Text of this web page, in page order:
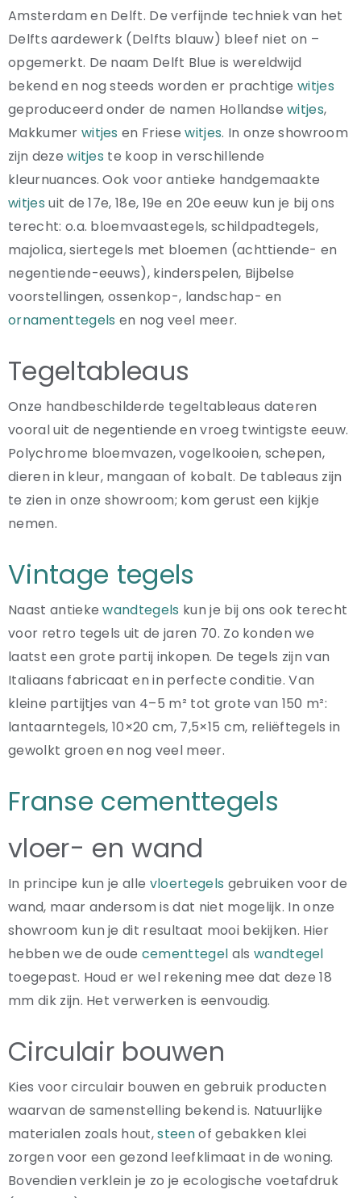
Amsterdam en Delft. De verfijnde techniek van het
Delfts aardewerk (Delfts blauw) bleef niet on –
opgemerkt. De naam Delft Blue is wereldwijd
bekend en nog steeds worden er prachtigewitjes
geproduceerd onder de namen Hollandsewitjes,
Makkumer witjes en Friesewitjes. In onze showroom
zijn dezewitjes te koop in verschillende
kleurnuances. Ook voor antieke handgemaakte
witjes uit de 17e, 18e, 19e en 20e eeuw kun je bij ons
terecht: o.a. bloemvaastegels, schildpadtegels,
majolica, siertegels met bloemen (achttiende- en
negentiende-eeuws), kinderspelen, Bijbelse
voorstellingen, ossenkop-, landschap- en
ornamenttegels en nog veel meer.
Tegeltableaus
Onze handbeschilderde tegeltableaus dateren
vooral uit de negentiende en vroeg twintigste eeuw.
Polychrome bloemvazen, vogelkooien, schepen,
dieren in kleur, mangaan of kobalt. De tableaus zijn
te zien in onze showroom; kom gerust een kijkje
nemen.
Vintage tegels
Naast antiekewandtegels kun je bij ons ook terecht
voor retro tegels uit de jaren 70. Zo konden we
laatst een grote partij inkopen. De tegels zijn van
Italiaans fabricaat en in perfecte conditie. Van
kleine partijtjes van 4–5 m² tot grote van 150 m²:
lantaarntegels, 10×20 cm, 7,5×15 cm, reliëftegels in
gewolkt groen en nog veel meer.
Franse cementtegels
vloer- en wand
In principe kun je alle vloertegels gebruiken voor de
wand, maar andersom is dat niet mogelijk. In onze
showroom kun je dit resultaat mooi bekijken. Hier
hebben we de oude cementtegel als wandtegel
toegepast. Houd er wel rekening mee dat deze 18
mm dik zijn. Het verwerken is eenvoudig.
Circulair bouwen
Kies voor circulair bouwen en gebruik producten
waarvan de samenstelling bekend is. Natuurlijke
materialen zoals hout,steenof gebakken klei
zorgen voor een gezond leefklimaat in de woning.
Bovendien verklein je zo je ecologische voetafdruk